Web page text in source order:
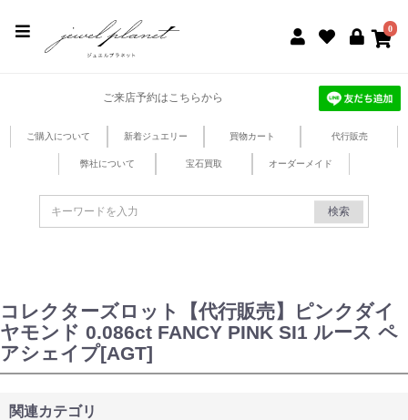
0
ご来店予約はこちらから
ご購入について 新着ジュエリー 買物カート 代行販売
弊社について 宝石買取 オーダーメイド
検索
コレクターズロット【代行販売】ピンクダイ
ヤモンド 0.086ct FANCY PINK SI1 ルース ペ
アシェイプ[AGT]
関連カテゴリ